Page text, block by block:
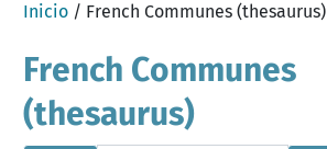
Inicio / French Communes (thesaurus)
French Communes
(thesaurus)